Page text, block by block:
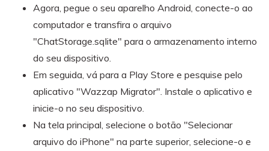
Agora, pegue o seu aparelho Android, conecte-o ao
computador e transfira o arquivo
"ChatStorage.sqlite" para o armazenamento interno
do seu dispositivo.
Em seguida, vá para a Play Store e pesquise pelo
aplicativo "Wazzap Migrator". Instale o aplicativo e
inicie-o no seu dispositivo.
Na tela principal, selecione o botão "Selecionar
arquivo do iPhone" na parte superior, selecione-o e